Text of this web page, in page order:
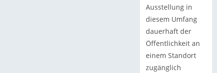
Ausstellung in
diesem Umfang
dauerhaft der
Öffentlichkeit an
einem Standort
zugänglich